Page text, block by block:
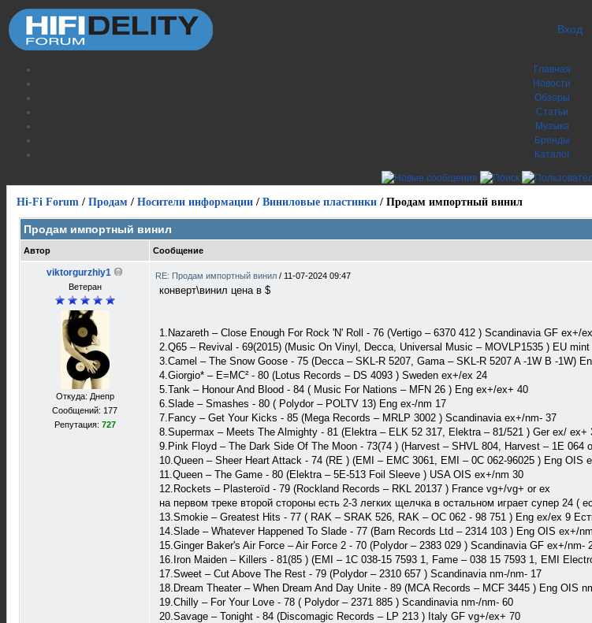
Вход
Главная
Новости
Обзоры
Статьи
Музыка
Бренды
Каталог
Hi-Fi Forum / Продам / Носители информации / Виниловые пластинки / Продам импортный винил
Продам импортный винил
Автор Сообщение
viktorgurzhiy1
Ветеран
Откуда: Днепр
Сообщений: 177
Репутация: 727
RE: Продам импортный винил / 11-07-2024 09:47
конверт\винил цена в $
1.Nazareth – Close Enough For Rock 'N' Roll - 76 (Vertigo – 6370 412 ) Scandinavia GF ex+/
2.Q65 ‎– Revival - 69(2015) (Music On Vinyl, Decca, Universal Music ‎– MOVLP1535 ) EU mint
3.Camel ‎– The Snow Goose - 75 (Decca – SKL-R 5207, Gama – SKL-R 5207 A -1W B -1W)
4.Giorgio* – E=MC² - 80 (Lotus Records – DS 4093 ) Sweden ex+/ex 24
5.Tank – Honour And Blood - 84 ( Music For Nations – MFN 26 ) Eng ex+/ex+ 40
6.Slade – Smashes - 80 ( Polydor ‎– POLTV 13) Eng ex-/nm 17
7.Fancy ‎– Get Your Kicks - 85 (Mega Records ‎– MRLP 3002 ) Scandinavia ex+/nm- 37
8.Supermax – Meets The Almighty - 81 (Elektra ‎– ELK 52 317, Elektra ‎– 81/521 ) Ger ex/ ex+
9.Pink Floyd ‎– The Dark Side Of The Moon - 73(74 ) (Harvest ‎– SHVL 804, Harvest ‎– 1E 064
10.Queen – Sheer Heart Attack - 74 (RE ) (EMI – EMC 3061, EMI – 0C 062-96025 ) Eng OIS
11.Queen – The Game - 80 (Elektra – 5E-513 Foil Sleeve ) USA OIS ex+/nm 30
12.Rockets – Plasteroïd - 79 (Rockland Records – RKL 20137 ) France vg+/vg+ or ex
на первом треке второй стороны есть 2-3 легких щелчка в остальном играет супер 24 (
13.Smokie – Greatest Hits - 77 ( RAK – SRAK 526, RAK – OC 062 - 98 751 ) Eng ex/ex 9
14.Slade ‎– Whatever Happened To Slade - 77 (Barn Records Ltd ‎– 2314 103 ) Eng OIS ex+/
15.Ginger Baker's Air Force – Air Force 2 - 70 (Polydor – 2383 029 ) Scandinavia GF ex+/nm-
16.Iron Maiden – Killers - 81(85 ) (EMI – 1C 038-15 7593 1, Fame – 038 15 7593 1, EMI
17.Sweet – Cut Above The Rest - 79 (Polydor ‎– 2310 657 ) Scandinavia nm-/nm- 17
18.Dream Theater ‎– When Dream And Day Unite - 89 (MCA Records ‎– MCF 3445 ) Eng OIS
19.Chilly ‎– For Your Love - 78 ( Polydor ‎– 2371 885 ) Scandinavia nm-/nm- 60
20.Savage – Tonight - 84 (Discomagic Records ‎– LP 213 ) Italy GF vg+/ex+ 70